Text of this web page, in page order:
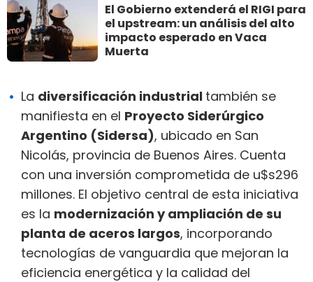
El Gobierno extenderá el RIGI para
el upstream: un análisis del alto
impacto esperado en Vaca
Muerta
La diversificación industrial también se
manifiesta en el Proyecto Siderúrgico
Argentino (Sidersa), ubicado en San
Nicolás, provincia de Buenos Aires. Cuenta
con una inversión comprometida de u$s296
millones. El objetivo central de esta iniciativa
es la modernización y ampliación de su
planta de aceros largos, incorporando
tecnologías de vanguardia que mejoran la
eficiencia energética y la calidad del